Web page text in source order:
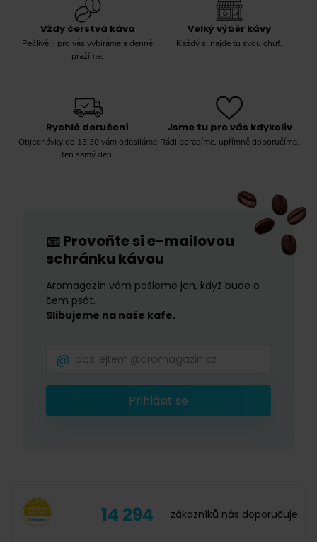
Vždy čerstvá káva
Pečlivě ji pro vás vybíráme a denně
pražíme.
Velký výběr kávy
Každý si najde tu svou chuť.
Rychlé doručení
Objednávky do 13:30 vám odesíláme
ten samý den.
Jsme tu pro vás kdykoliv
Rádi poradíme, upřímně doporučíme.
📧Provoňte si e-mailovou
schránku kávou
Aromagazín vám pošleme jen, když bude o
čem psát.
Slibujeme na naše kafe.
Přihlásit se
14 294 zákazníků nás doporučuje